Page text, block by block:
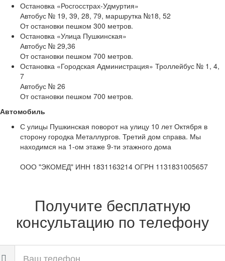
Остановка «Росгосстрах-Удмуртия»
Автобус № 19, 39, 28, 79, маршрутка №18, 52
От остановки пешком 300 метров.
Остановка «Улица Пушкинская»
Автобус № 29,36
От остановки пешком 700 метров.
Остановка «Городская Администрация» Троллейбус № 1, 4,
7
Автобус № 26
От остановки пешком 700 метров.
Автомобиль
С улицы Пушкинская поворот на улицу 10 лет Октября в
сторону городка Металлургов. Третий дом справа. Мы
находимся на 1-ом этаже 9-ти этажного дома
ООО "ЭКОМЕД" ИНН 1831163214 ОГРН 1131831005657
Получите бесплатную
консультацию по телефону